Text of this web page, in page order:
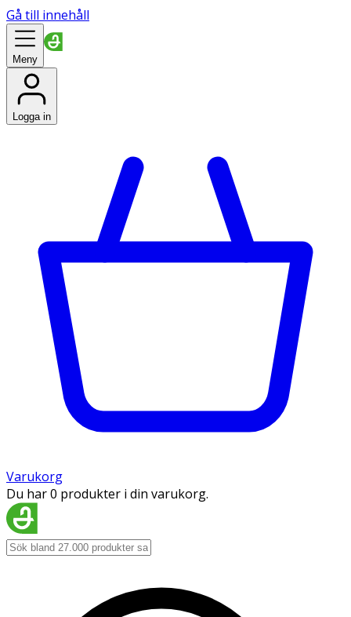
Gå till innehåll
Meny
Logga in
Varukorg
Du har 0 produkter i din varukorg.